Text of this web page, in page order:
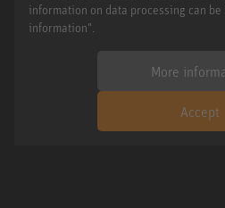
information on data processing can
information".
More
Accept